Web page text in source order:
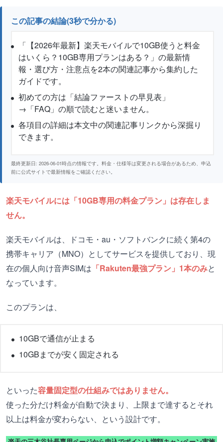
この記事の結論(3秒で分かる)
「【2026年最新】楽天モバイルで10GB使うと料金
はいくら？10GB専用プランはある？」の最新情
報・選び方・注意点を2本の関連記事から集約した
ガイドです。
初めての方は「結論ファーストの早見表」
→「FAQ」の順で読むと迷いません。
各項目の詳細は本文中の関連記事リンクから深掘り
できます。
最終更新日: 2026-06-01時点の情報です。料金・仕様等は変更される場合があるため、申込
前に公式サイトで最新情報をご確認ください。
楽天モバイルには「10GB専用の料金プラン」は存在しま
せん。
楽天モバイルは、ドコモ・au・ソフトバンクに続く第4の
携帯キャリア（MNO）としてサービスを提供しており、現
在の個人向け音声SIMは 「Rakuten最強プラン」1本のみと
なっています。
このプランは、
10GBで通信が止まる
10GBまでが安く固定される
といった容量固定型の仕組みではありません。
使った分だけ料金が自動で決まり、上限まで達するとそれ
以上は料金が変わらない、という設計です。